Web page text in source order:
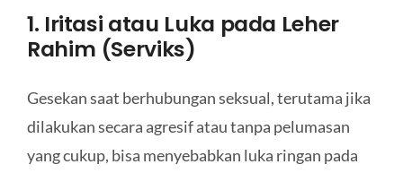
1. Iritasi atau Luka pada Leher
Rahim (Serviks)
Gesekan saat berhubungan seksual, terutama jika
dilakukan secara agresif atau tanpa pelumasan
yang cukup, bisa menyebabkan luka ringan pada